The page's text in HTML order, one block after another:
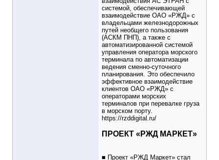
системой, обеспечивающей
взаимодействие ОАО «РЖД» с
владельцами железнодорожных
путей необщего пользования
(АСКМ ПНП), а также с
автоматизированной системой
управления оператора морского
терминала по автоматизации
ведения сменно-суточного
планирования. Это обеспечило
эффективное взаимодействие
клиентов ОАО «РЖД» с
операторами морских
терминалов при перевалке груза
в морском порту.
https://rzddigital.ru/
ПРОЕКТ «РЖД МАРКЕТ»
■ Проект «РЖД Маркет» стал